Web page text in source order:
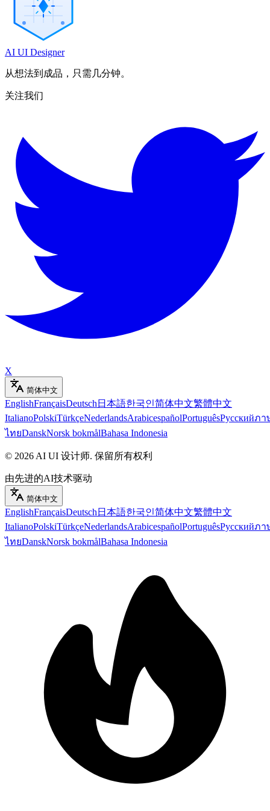
AI UI Designer
从想法到成品，只需几分钟。
关注我们
X
简体中文
EnglishFrançaisDeutsch 日本語한국인简体中文繁體中文
ItalianoPolskiTürkçeNederlandsArabicespañolPortuguêsРусскийภา
ไทยDanskNorsk bokmålBahasa Indonesia
© 2026 AI UI 设计师. 保留所有权利
由先进的AI技术驱动
简体中文
EnglishFrançaisDeutsch 日本語한국인简体中文繁體中文
ItalianoPolskiTürkçeNederlandsArabicespañolPortuguêsРусскийภา
ไทยDanskNorsk bokmålBahasa Indonesia